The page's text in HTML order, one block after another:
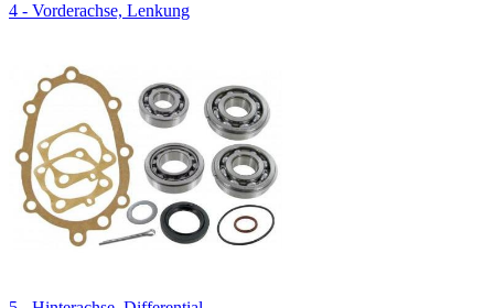
4 - Vorderachse, Lenkung